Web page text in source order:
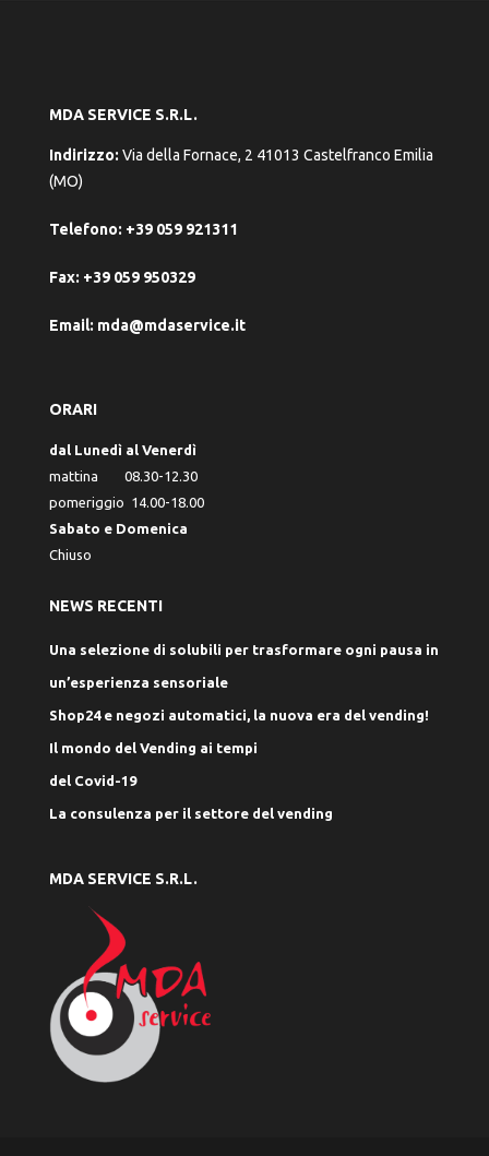
MDA SERVICE S.R.L.
Indirizzo: Via della Fornace, 2 41013 Castelfranco Emilia
(MO)
Telefono: +39 059 921311
Fax: +39 059 950329
Email: mda@mdaservice.it
ORARI
dal Lunedì al Venerdì
mattina 08.30-12.30
pomeriggio 14.00-18.00
Sabato e Domenica
Chiuso
NEWS RECENTI
Una selezione di solubili per trasformare ogni pausa in
un’esperienza sensoriale
Shop24 e negozi automatici, la nuova era del vending!
Il mondo del Vending ai tempi
del Covid-19
La consulenza per il settore del vending
MDA SERVICE S.R.L.